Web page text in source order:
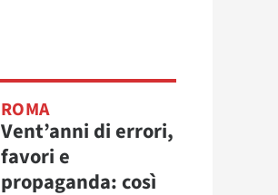
ROMA
Vent’anni di errori,
favori e
propaganda: così